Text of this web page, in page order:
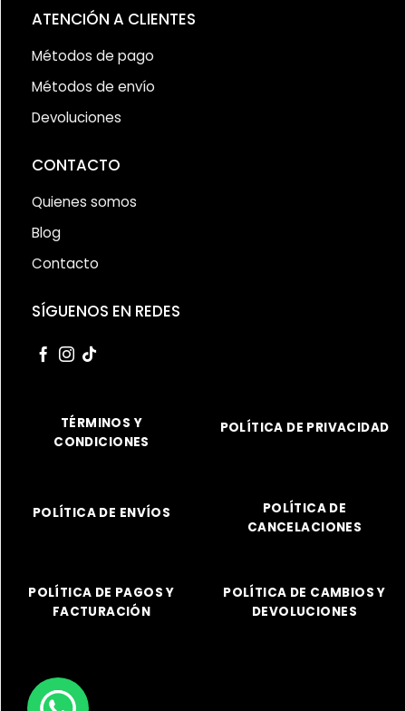
ATENCIÓN A CLIENTES
Métodos de pago
Métodos de envío
Devoluciones
CONTACTO
Quienes somos
Blog
Contacto
SÍGUENOS EN REDES
TÉRMINOS Y
CONDICIONES
POLÍTICA DE PRIVACIDAD
POLÍTICA DE ENVÍOS
POLÍTICA DE
CANCELACIONES
POLÍTICA DE PAGOS Y
FACTURACIÓN
POLÍTICA DE CAMBIOS Y
DEVOLUCIONES